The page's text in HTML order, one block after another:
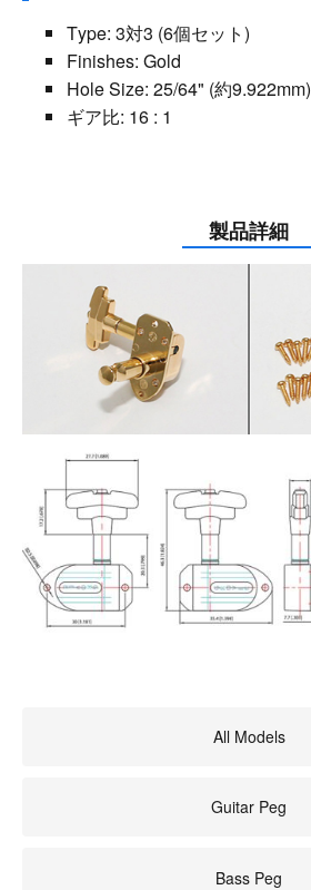
Type: 3対3 (6個セット)
Finishes: Gold
Hole Size: 25/64" (約9.922mm)
ギア比: 16 : 1
製品詳細
All Models
Guitar Peg
Bass Peg